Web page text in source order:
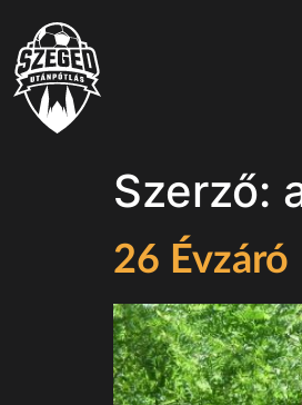
Szerző:
26 Évzáró